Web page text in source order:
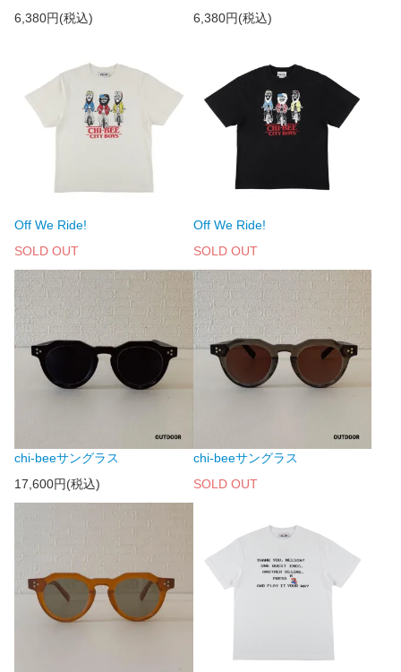
6,380円(税込)
6,380円(税込)
Off We Ride!
SOLD OUT
Off We Ride!
SOLD OUT
chi-beeサングラス
17,600円(税込)
chi-beeサングラス
SOLD OUT